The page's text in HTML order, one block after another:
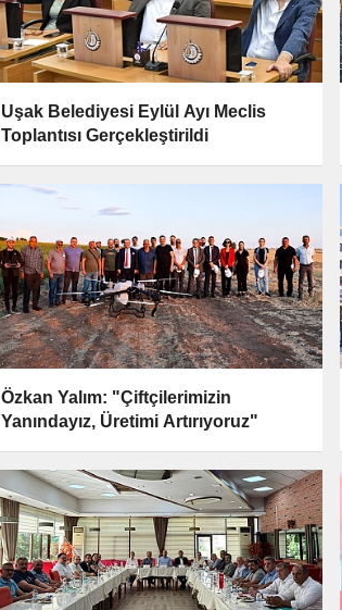
Uşak Belediyesi Eylül Ayı Meclis
Toplantısı Gerçekleştirildi
Özkan Yalım: "Çiftçilerimizin
Yanındayız, Üretimi Artırıyoruz"